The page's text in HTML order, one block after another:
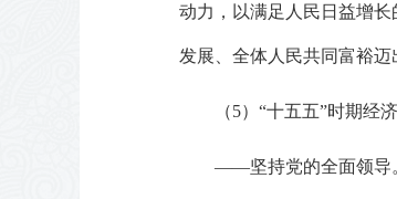
动力，以满足人民日益增
发展、全体人民共同富裕
（5）“十五五”时期经
——坚持党的全面领导